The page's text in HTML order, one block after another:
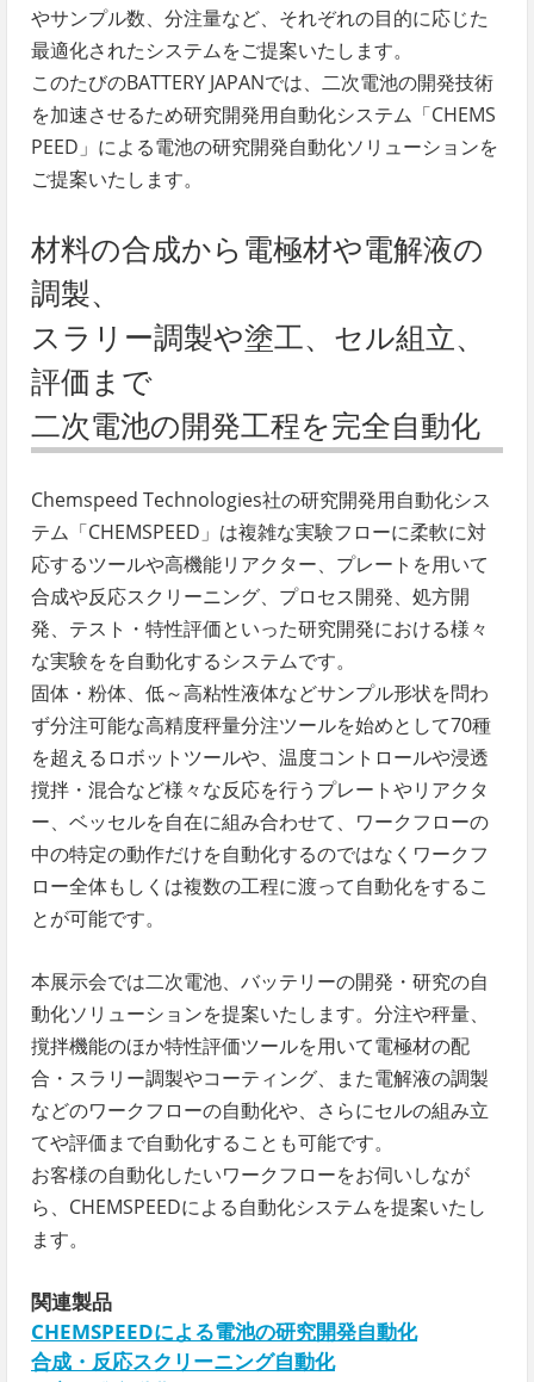
やサンプル数、分注量など、それぞれの目的に応じた
最適化されたシステムをご提案いたします。
このたびのBATTERY JAPANでは、二次電池の開発技術
を加速させるため研究開発用自動化システム「CHEMS
PEED」による電池の研究開発自動化ソリューションを
ご提案いたします。
材料の合成から電極材や電解液の
調製、
スラリー調製や塗工、セル組立、
評価まで
二次電池の開発工程を完全自動化
Chemspeed Technologies社の研究開発用自動化シス
テム「CHEMSPEED」は複雑な実験フローに柔軟に対
応するツールや高機能リアクター、プレートを用いて
合成や反応スクリーニング、プロセス開発、処方開
発、テスト・特性評価といった研究開発における様々
な実験をを自動化するシステムです。
固体・粉体、低～高粘性液体などサンプル形状を問わ
ず分注可能な高精度秤量分注ツールを始めとして70種
を超えるロボットツールや、温度コントロールや浸透
撹拌・混合など様々な反応を行うプレートやリアクタ
ー、ベッセルを自在に組み合わせて、ワークフローの
中の特定の動作だけを自動化するのではなくワークフ
ロー全体もしくは複数の工程に渡って自動化をするこ
とが可能です。
本展示会では二次電池、バッテリーの開発・研究の自
動化ソリューションを提案いたします。分注や秤量、
撹拌機能のほか特性評価ツールを用いて電極材の配
合・スラリー調製やコーティング、また電解液の調製
などのワークフローの自動化や、さらにセルの組み立
てや評価まで自動化することも可能です。
お客様の自動化したいワークフローをお伺いしなが
ら、CHEMSPEEDによる自動化システムを提案いたし
ます。
関連製品
CHEMSPEEDによる電池の研究開発自動化
合成・反応スクリーニング自動化